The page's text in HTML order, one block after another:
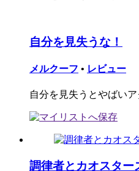
自分を見失うな！
メルクーフ • レビュー
自分を見失うとやばい
調律者とカオスター